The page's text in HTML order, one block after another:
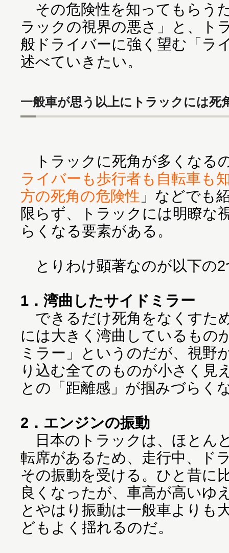
その危険性を知ってもらう
ラックの視界の悪さ」と、ト
般ドライバーに強く望む「ラ
述べていきたい。
一般車が思う以上にトラックには死
トラックに死角が多くなる
ライバーも歩行者も自転車も
方の死角の危険性 」などでも
限らず、トラックには明瞭な
らくなる要素がある。
とりわけ顕著なのが以下の2
1．湾曲したサイドミラー
できるだけ死角をなくすた
には大きく湾曲しているもの
ミラー」というのだが、視野
り込む全てのものが小さく見
との「距離感」が掴みづらく
2．エンジンの振動
日本のトラックは、ほとん
転席があるため、走行中、ド
その振動を受ける。ひと昔に
良くなったが、車高が高いゆ
とやはり振動は一般車よりも
どもよく揺れるのだ。